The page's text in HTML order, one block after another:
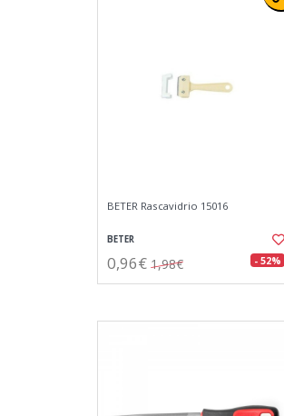
BETER Rascavidrio 15016
BETER
0,96€ 1,98€ - 52%